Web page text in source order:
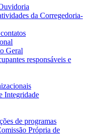
da Corregedoria-
Geral
responsáveis e
Integridade
de programas
Própria de